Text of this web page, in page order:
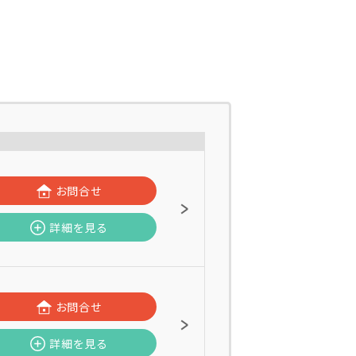
お問合せ
詳細を見る
お問合せ
詳細を見る